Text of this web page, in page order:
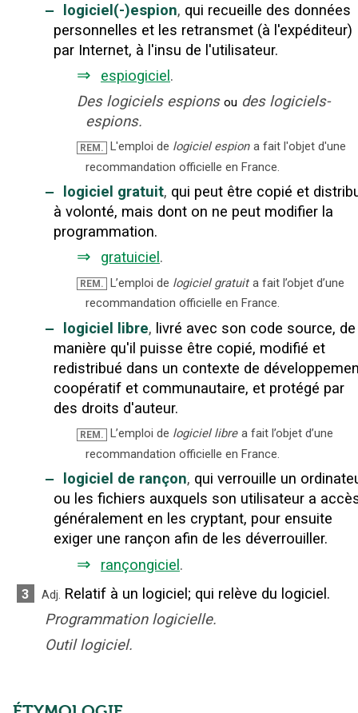
‒ logiciel(-)espion, qui recueille des données
personnelles et les retransmet (à l'expéditeur)
par Internet, à l'insu de l'utilisateur.
⇒ espiogiciel .
Des logiciels espions ou des logiciels-
espions.
REM. L'emploi de logiciel espion a fait l'objet d'une
recommandation officielle en France.
‒ logiciel gratuit, qui peut être copié et
à volonté, mais dont on ne peut modifier la
programmation.
⇒ gratuiciel .
REM. L’emploi de logiciel gratuit a fait l’objet d’une
recommandation officielle en France.
‒ logiciel libre, livré avec son code source, de
manière qu'il puisse être copié, modifié et
redistribué dans un contexte de
coopératif et communautaire, et protégé par
des droits d'auteur.
REM. L’emploi de logiciel libre a fait l’objet d’une
recommandation officielle en France.
‒ logiciel de rançon, qui verrouille un
ou les fichiers auxquels son utilisateur a
généralement en les cryptant, pour ensuite
exiger une rançon afin de les déverrouiller.
⇒ rançongiciel.
3 Adj. Relatif à un logiciel ; qui relève du logiciel.
Programmation logicielle.
Outil logiciel.